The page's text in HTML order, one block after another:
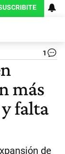
1
más
falta
de